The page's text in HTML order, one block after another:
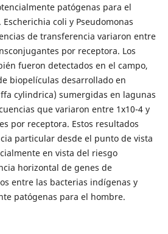
patógenas para el
coli y Pseudomonas
de transferencia variaron entre
por receptora. Los
fueron detectados en el campo,
biopelículas desarrollado en
cylindrica) sumergidas en lagunas
que variaron entre 1x10-4 y
por receptora. Estos resultados
particular desde el punto de vista
en vista del riesgo
horizontal de genes de
entre las bacterias indígenas y
patógenas para el hombre.